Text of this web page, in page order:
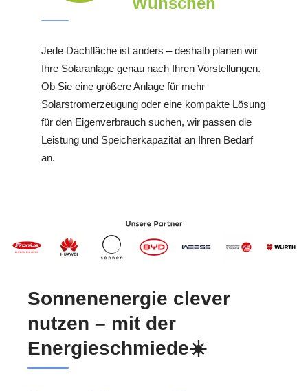
Jede Dachfläche ist anders – deshalb planen wir
Ihre Solaranlage genau nach Ihren Vorstellungen.
Ob Sie eine größere Anlage für mehr
Solarstromerzeugung oder eine kompakte Lösung
für den Eigenverbrauch suchen, wir passen die
Leistung und Speicherkapazität an Ihren Bedarf
an.
Sonnenenergie clever
nutzen – mit der
Energieschmiede☀️